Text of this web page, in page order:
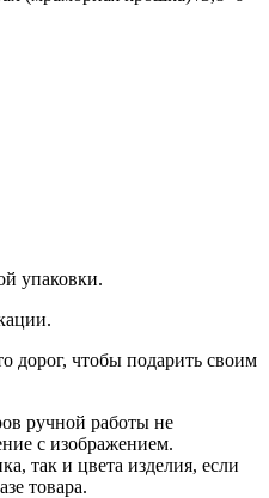
упаковки.
дорог, чтобы подарить своим
ручной работы не
с изображением.
так и цвета изделия, если
товара.